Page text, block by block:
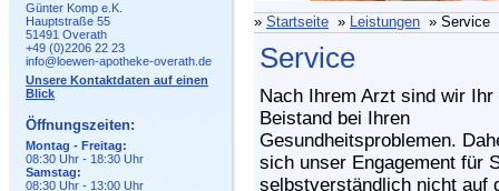
Günter Komp e.K.
Hauptstraße 55
51491 Overath
+49 (0)2206 22 23
info@loewen-apotheke-overath.de
Unsere Kontaktdaten auf einen
Blick
Öffnungszeiten:
Montag - Freitag:
08:30 Uhr - 18:30 Uhr
Samstag:
08:30 Uhr - 13:00 Uhr
» Startseite » Leistungen » Service
Service
Nach Ihrem Arzt sind wir
Beistand bei Ihren
Gesundheitsproblemen.
sich unser Engagement für
selbstverständlich nicht auf